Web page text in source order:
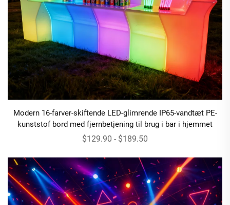
Modern 16-farver-skiftende LED-glimrende IP65-vandtæt PE-
kunststof bord med fjernbetjening til brug i bar i hjemmet
$129.90 - $189.50